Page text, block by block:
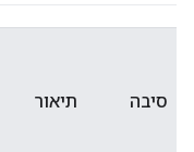
סיבה תיאור